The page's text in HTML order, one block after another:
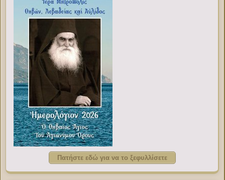
Πατήστε εδώ για να το ξεφυλλίσετε